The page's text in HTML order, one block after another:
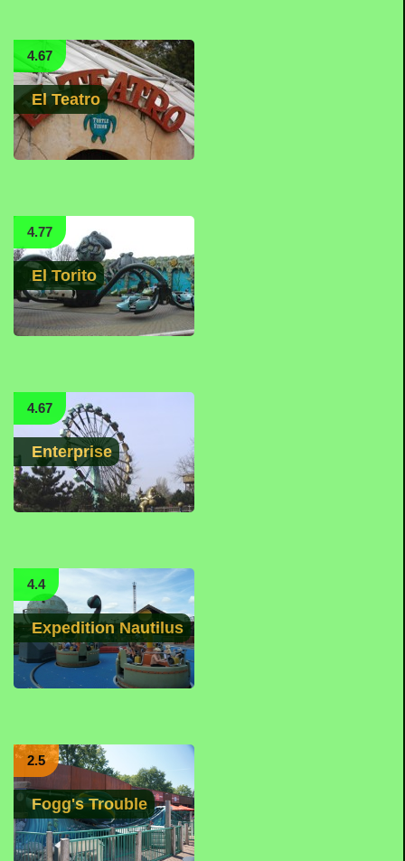
4.67
El Teatro
4.77
El Torito
4.67
Enterprise
4.4
Expedition Nautilus
2.5
Fogg's Trouble